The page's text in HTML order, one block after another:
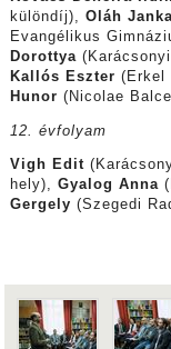
különdíj), Oláh
Evangélikus
Dorottya
Kallós Eszter (Erkel
Hunor (Nicolae
12. évfolyam
Vigh Edit
hely), Gyalog Anna
Gergely (Szegedi